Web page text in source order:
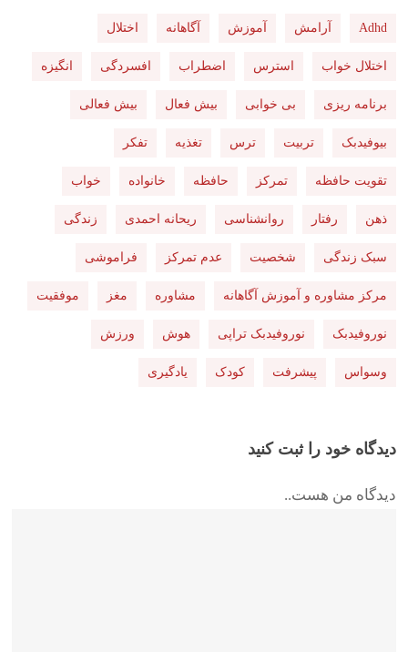
Adhd آرامش آموزش آگاهانه اختلال
اختلال خواب استرس اضطراب افسردگی انگیزه
برنامه ریزی بی خوابی بیش فعال بیش فعالی
بیوفیدبک تربیت ترس تغذیه تفکر
تقویت حافظه تمرکز حافظه خانواده خواب
ذهن رفتار روانشناسی ریحانه احمدی زندگی
سبک زندگی شخصیت عدم تمرکز فراموشی
مرکز مشاوره و آموزش آگاهانه مشاوره مغز موفقیت
نوروفیدبک نوروفیدبک تراپی هوش ورزش
وسواس پیشرفت کودک یادگیری
دیدگاه خود را ثبت کنید
دیدگاه من هست..